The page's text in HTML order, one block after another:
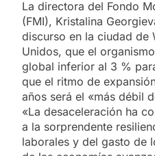
La directora del Fondo
(FMI), Kristalina
discurso en la ciudad de
Unidos, que el
global inferior al 3 %
que el ritmo de
años será el «más débil
«La desaceleración ha
a la sorprendente
laborales y del gasto de